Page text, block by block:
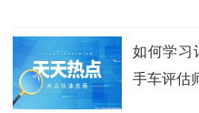
如何学习
手车评估